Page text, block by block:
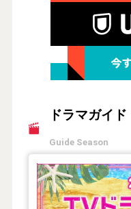
ドラマガイド
Guide Season
【2026年夏】